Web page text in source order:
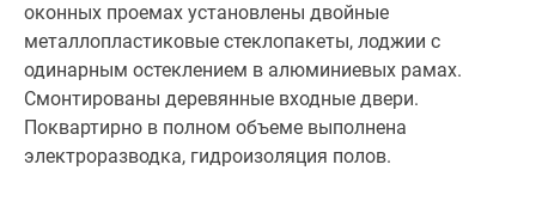
оконных проемах установлены двойные
металлопластиковые стеклопакеты, лоджии с
одинарным остеклением в алюминиевых рамах.
Смонтированы деревянные входные двери.
Поквартирно в полном объеме выполнена
электроразводка, гидроизоляция полов.